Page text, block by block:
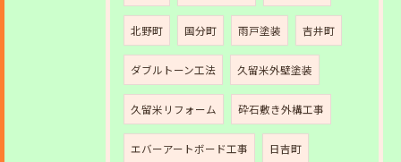
北野町 国分町 雨戸塗装 吉井町
ダブルトーン工法 久留米外壁塗装
久留米リフォーム 砕石敷き外構工事
エバーアートボード工事 日吉町